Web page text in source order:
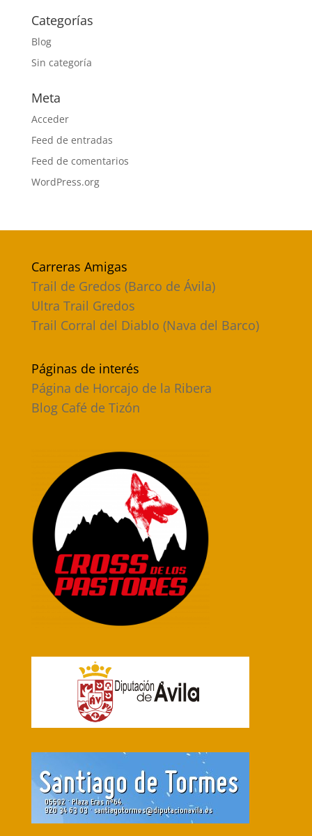
Categorías
Blog
Sin categoría
Meta
Acceder
Feed de entradas
Feed de comentarios
WordPress.org
Carreras Amigas
Trail de Gredos (Barco de Ávila)
Ultra Trail Gredos
Trail Corral del Diablo (Nava del Barco)
Páginas de interés
Página de Horcajo de la Ribera
Blog Café de Tizón